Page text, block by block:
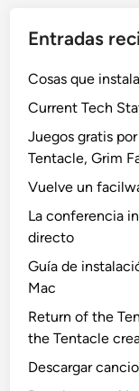
Entradas
Cosas que
Current Tech
Juegos gratis
Tentacle, Grim
Vuelve un
La conferencia
directo
Guía de
Mac
Return of the
the Tentacle
Descargar